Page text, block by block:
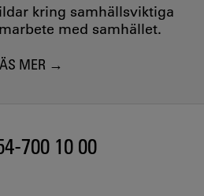
kring samhällsviktiga
med samhället.
MER
700 10 00